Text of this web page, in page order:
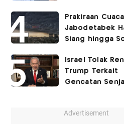
Prakiraan Cuaca
Jabodetabek
Siang hingga
Israel Tolak
Trump Terkait
Gencatan
Advertisement